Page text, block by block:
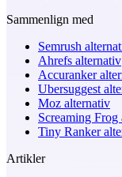
Sammenlign med
Semrush
Ahrefs alternativ
Accuranker
Ubersuggest
Moz alternativ
Screaming Frog
Tiny Ranker
Artikler